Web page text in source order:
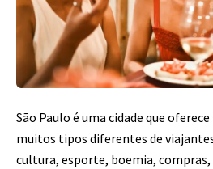
São Paulo é uma cidade que
muitos tipos diferentes de
cultura, esporte, boemia,